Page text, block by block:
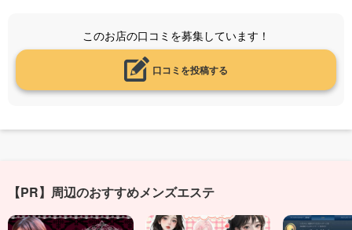
このお店の口コミを募集しています！
口コミを投稿する
【PR】周辺のおすすめメンズエステ